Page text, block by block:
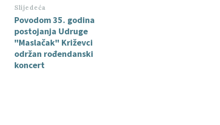
Slijedeća
Povodom 35. godina
postojanja Udruge
"Maslačak" Križevci
održan rođendanski
koncert